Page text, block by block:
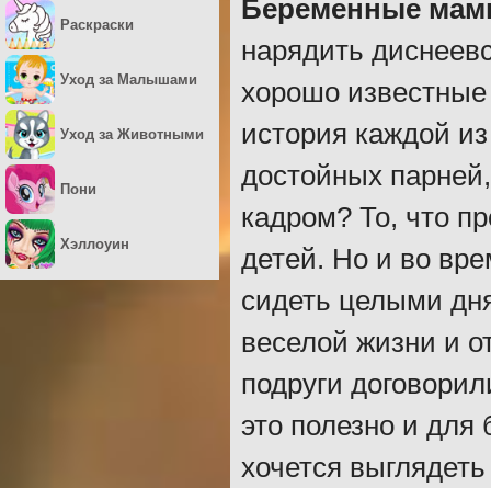
Беременные
нарядить
хорошо
история каждой
достойных
кадром? То, что
детей. Но и во
сидеть целыми
веселой жизни и
подруги
это полезно и
хочется
Раскраски
Уход за Малышами
Уход за Животными
Пони
Хэллоуин